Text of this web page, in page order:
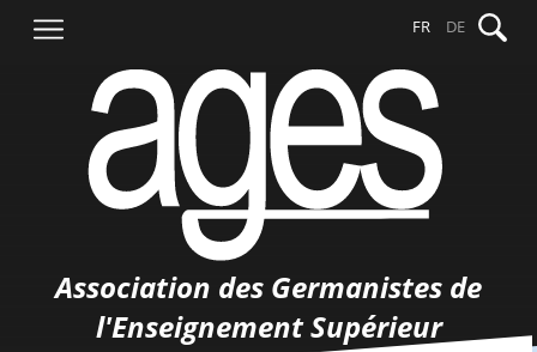
contenu
FR DE
Association des Germanistes de
l'Enseignement Supérieur